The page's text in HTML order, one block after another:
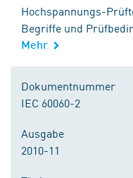
Hochspannungs-
Begriffe und
Mehr
Dokumentnummer
IEC 60060-2
Ausgabe
2010-11